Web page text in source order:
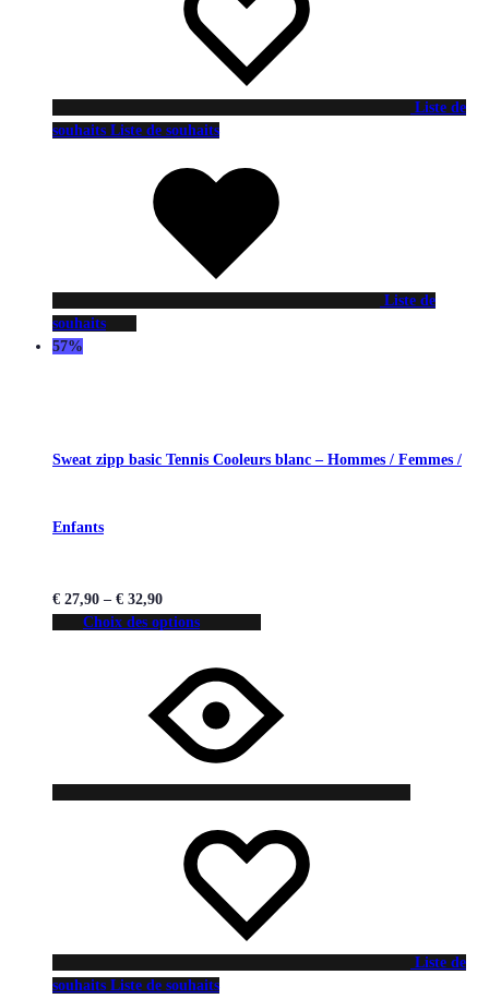
Liste de
souhaits Liste de souhaits
Liste de
souhaits
57%
Sweat zipp basic Tennis Cooleurs blanc – Hommes / Femmes /
Enfants
€ 27,90 – € 32,90
Choix des options
Liste de
souhaits Liste de souhaits